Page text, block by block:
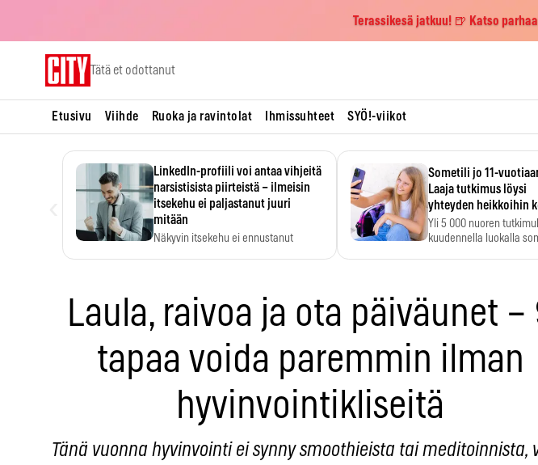
Terassikesä jatkuu! 🍺 Katso
Tätä et odottanut
Etusivu Viihde Ruoka ja ravintolat Ihmissuhteet SYÖ!-viikot
LinkedIn-profiili voi antaa vihjeitä
narsistisista piirteistä – ilmeisin
itsekehu ei paljastanut juuri
mitään
Näkyvin itsekehu ei ennustanut
Sometili jo 11-
Laaja tutkimus löysi
yhteyden heikkoihin
Yli 5 000 nuoren
kuudennella luokalla
Laula, raivoa ja ota päiväunet –
tapaa voida paremmin ilman
hyvinvointikliseitä
Tänä vuonna hyvinvointi ei synny smoothieista tai meditoinnista,